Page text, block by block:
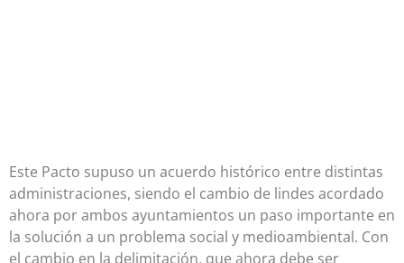
Este Pacto supuso un acuerdo histórico entre distintas
administraciones, siendo el cambio de lindes acordado
ahora por ambos ayuntamientos un paso importante en
la solución a un problema social y medioambiental. Con
el cambio en la delimitación, que ahora debe ser